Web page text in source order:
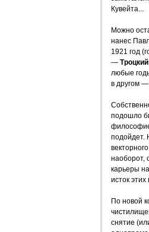
Кувейта...
Можно
нанес
1921 год
— Троцкий
любые
в другом
подошло
подойдет.
наоборот,
карьеры
исток
По новой
снятие